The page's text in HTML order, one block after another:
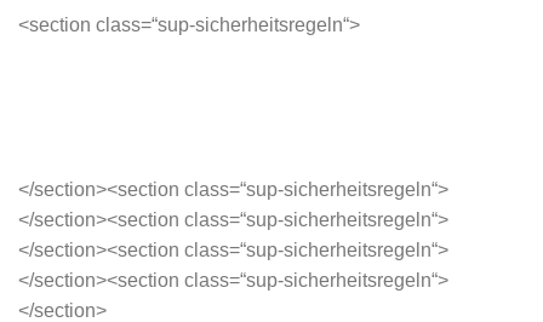
<section class=“sup-sicherheitsregeln“>
</section><section class=“sup-sicherheitsregeln“>
</section><section class=“sup-sicherheitsregeln“>
</section><section class=“sup-sicherheitsregeln“>
</section><section class=“sup-sicherheitsregeln“>
</section>